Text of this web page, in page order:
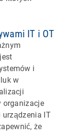
IT i OT
i
w
organizacje
urządzenia IT
że